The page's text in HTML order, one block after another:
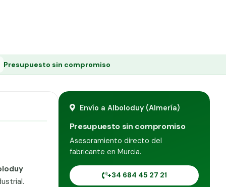
Presupuesto sin compromiso
Envío a Alboloduy (Almería)
Presupuesto sin compromiso
Asesoramiento directo del
fabricante en Murcia.
+34 684 45 27 21